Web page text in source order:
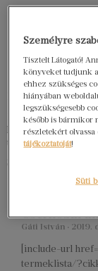
Gáti
eladó
Rajta hagyod a
Igen, minden
közepén. Így betörve
tankönyvbe
Igen, néhány
Csernobili
Gáti István 2019.
[include-url
termeklista/
Személyre
Tisztelt Látogató!
könyveket tudjunk
ehhez szükséges
hiányában
legszükségesebb
később is bármikor
részletekért olvassa
tájékoztatóját!
Süti